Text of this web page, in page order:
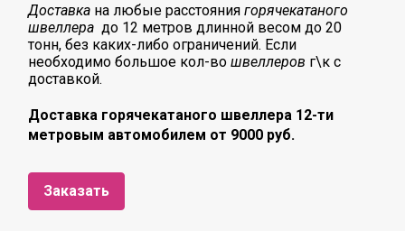
Доставка на любые расстояниягорячекатаного
швеллера до 12 метров длинной весом до 20
тонн, без каких-либо ограничений. Если
необходимо большое кол-вошвеллеров г\к с
доставкой.
Доставка горячекатаного швеллера 12-ти
метровым автомобилем от 9000 руб.
Заказать